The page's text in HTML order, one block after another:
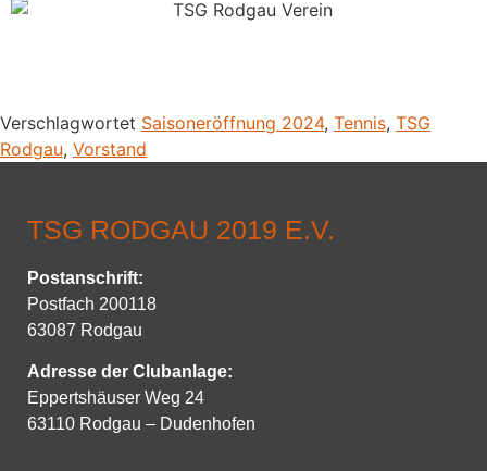
Verschlagwortet Saisoneröffnung 2024, Tennis, TSG
Rodgau, Vorstand
TSG RODGAU 2019 E.V.
Postanschrift:
Postfach 200118
63087 Rodgau
Adresse der Clubanlage:
Eppertshäuser Weg 24
63110 Rodgau – Dudenhofen